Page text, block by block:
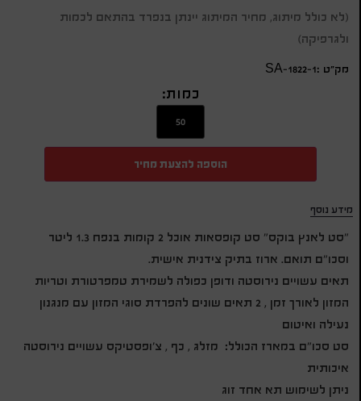
(לא כולל מיתוג, מחיר המיתוג יינתן בנפרד בהתאם לכמות
ולגרפיקה)
מק״ט :SA-1822-1
כמות:
הוספה להצעת מחיר
מידע נוסף
"סט לאנץ בוקס" סט קופסאות אוכל 2 קומות בנפח 1.3 ליטר
וסכו"ם תואם. ארוז בתיק צידנית אישית.
תאים עשויים נירוסטה ודופן כפולה לשמירת טמפרטורת וטריות
המזון לאורך זמן , 2 תאים שונים להפרדת סוגי המזון עם מנגנון
נעילה ואיטום
סט סכו"ם במארז הכולל: מזלג , כף , צ'ופסטיקס עשויים נירוסטה
איכותית
ניתן לשימוש תא אחד זוג